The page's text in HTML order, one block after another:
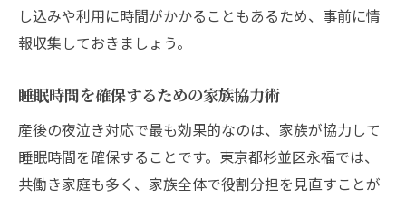
し込みや利用に時間がかかることもあるため、事前に情
報収集しておきましょう。
睡眠時間を確保するための家族協力術
産後の夜泣き対応で最も効果的なのは、家族が協力して
睡眠時間を確保することです。東京都杉並区永福では、
共働き家庭も多く、家族全体で役割分担を見直すことが